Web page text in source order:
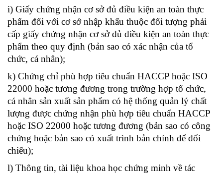
i) Giấy chứng nhận cơ sở đủ điều kiện an toàn thực
phẩm đối với cơ sở nhập khẩu thuộc đối tượng phải
cấp giấy chứng nhận cơ sở đủ điều kiện an toàn thực
phẩm theo quy định (bản sao có xác nhận của tổ
chức, cá nhân);
k) Chứng chỉ phù hợp tiêu chuẩn HACCP hoặc ISO
22000 hoặc tương đương trong trường hợp tổ chức,
cá nhân sản xuất sản phẩm có hệ thống quản lý chất
lượng được chứng nhận phù hợp tiêu chuẩn HACCP
hoặc ISO 22000 hoặc tương đương (bản sao có công
chứng hoặc bản sao có xuất trình bản chính để đối
chiếu);
l) Thông tin, tài liệu khoa học chứng minh về tác